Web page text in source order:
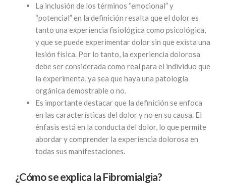
La inclusión de los términos “emocional” y
“potencial” en la definición resalta que el dolor es
tanto una experiencia fisiológica como psicológica,
y que se puede experimentar dolor sin que exista una
lesión física. Por lo tanto, la experiencia dolorosa
debe ser considerada como real para el individuo que
la experimenta, ya sea que haya una patología
orgánica demostrable o no.
Es importante destacar que la definición se enfoca
en las características del dolor y no en su causa. El
énfasis está en la conducta del dolor, lo que permite
abordar y comprender la experiencia dolorosa en
todas sus manifestaciones.
¿Cómo se explica la Fibromialgia?